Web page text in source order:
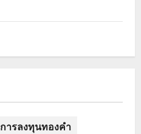
การลงทุนทองคำ